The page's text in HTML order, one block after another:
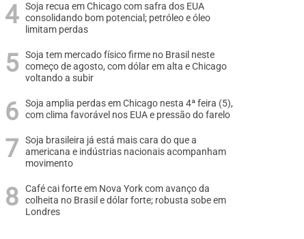
Soja recua em Chicago com safra dos EUA
consolidando bom potencial; petróleo e óleo
limitam perdas
Soja tem mercado físico firme no Brasil neste
começo de agosto, com dólar em alta e Chicago
voltando a subir
Soja amplia perdas em Chicago nesta 4ª feira (5),
com clima favorável nos EUA e pressão do farelo
Soja brasileira já está mais cara do que a
americana e indústrias nacionais acompanham
movimento
Café cai forte em Nova York com avanço da
colheita no Brasil e dólar forte; robusta sobe em
Londres